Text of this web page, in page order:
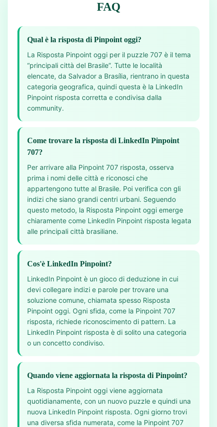
FAQ
Qual è la risposta di Pinpoint oggi?
La Risposta Pinpoint oggi per il puzzle 707 è il tema
“principali città del Brasile”. Tutte le località
elencate, da Salvador a Brasília, rientrano in questa
categoria geografica, quindi questa è la LinkedIn
Pinpoint risposta corretta e condivisa dalla
community.
Come trovare la risposta di LinkedIn Pinpoint
707?
Per arrivare alla Pinpoint 707 risposta, osserva
prima i nomi delle città e riconosci che
appartengono tutte al Brasile. Poi verifica con gli
indizi che siano grandi centri urbani. Seguendo
questo metodo, la Risposta Pinpoint oggi emerge
chiaramente come LinkedIn Pinpoint risposta legata
alle principali città brasiliane.
Cos'è LinkedIn Pinpoint?
LinkedIn Pinpoint è un gioco di deduzione in cui
devi collegare indizi e parole per trovare una
soluzione comune, chiamata spesso Risposta
Pinpoint oggi. Ogni sfida, come la Pinpoint 707
risposta, richiede riconoscimento di pattern. La
LinkedIn Pinpoint risposta è di solito una categoria
o un concetto condiviso.
Quando viene aggiornata la risposta di Pinpoint?
La Risposta Pinpoint oggi viene aggiornata
quotidianamente, con un nuovo puzzle e quindi una
nuova LinkedIn Pinpoint risposta. Ogni giorno trovi
una diversa sfida numerata, come la Pinpoint 707